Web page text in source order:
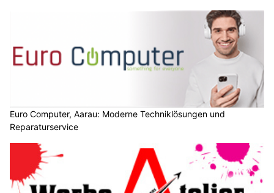
Euro Computer, Aarau: Moderne Techniklösungen und
Reparaturservice